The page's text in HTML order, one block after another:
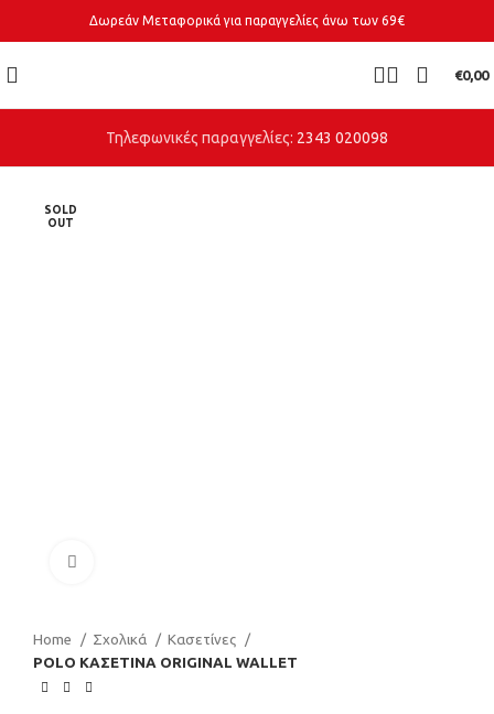
Δωρεάν Μεταφορικά για παραγγελίες άνω των 69€
€0,00
Τηλεφωνικές παραγγελίες: 2343 020098
SOLD
OUT
Home Σχολικά
Κασετίνες
POLO ΚΑΣΕΤΙΝΑ ORIGINAL WALLET